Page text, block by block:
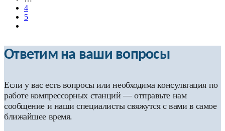
4
5
Ответим на ваши вопросы
Если у вас есть вопросы или необходима консультация по
работе компрессорных станций — отправьте нам
сообщение и наши специалисты свяжутся с вами в самое
ближайшее время.